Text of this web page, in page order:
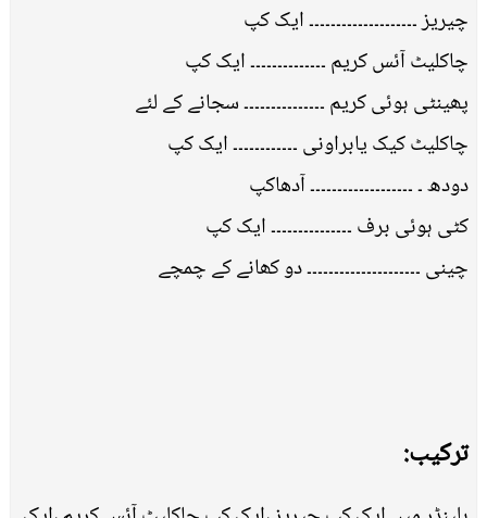
چیریز ۔۔۔۔۔۔۔۔۔۔۔۔۔۔۔۔۔۔۔۔ ایک کپ
چاکلیٹ آئس کریم ۔۔۔۔۔۔۔۔۔۔۔۔۔۔ ایک کپ
پھینٹی ہوئی کریم ۔۔۔۔۔۔۔۔۔۔۔۔۔۔۔ سجانے کے لئے
چاکلیٹ کیک یابراونی ۔۔۔۔۔۔۔۔۔۔۔۔ ایک کپ
دودھ ۔ ۔۔۔۔۔۔۔۔۔۔۔۔۔۔۔۔۔۔۔ آدھاکپ
کٹی ہوئی برف ۔۔۔۔۔۔۔۔۔۔۔۔۔۔۔ ایک کپ
چینی ۔۔۔۔۔۔۔۔۔۔۔۔۔۔۔۔۔۔۔۔۔ دو کھانے کے چمچے
ترکیب: